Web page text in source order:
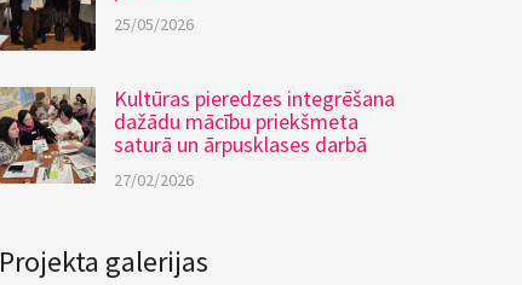
25/05/2026
Kultūras pieredzes integrēšana
dažādu mācību priekšmeta
saturā un ārpusklases darbā
27/02/2026
Projekta galerijas